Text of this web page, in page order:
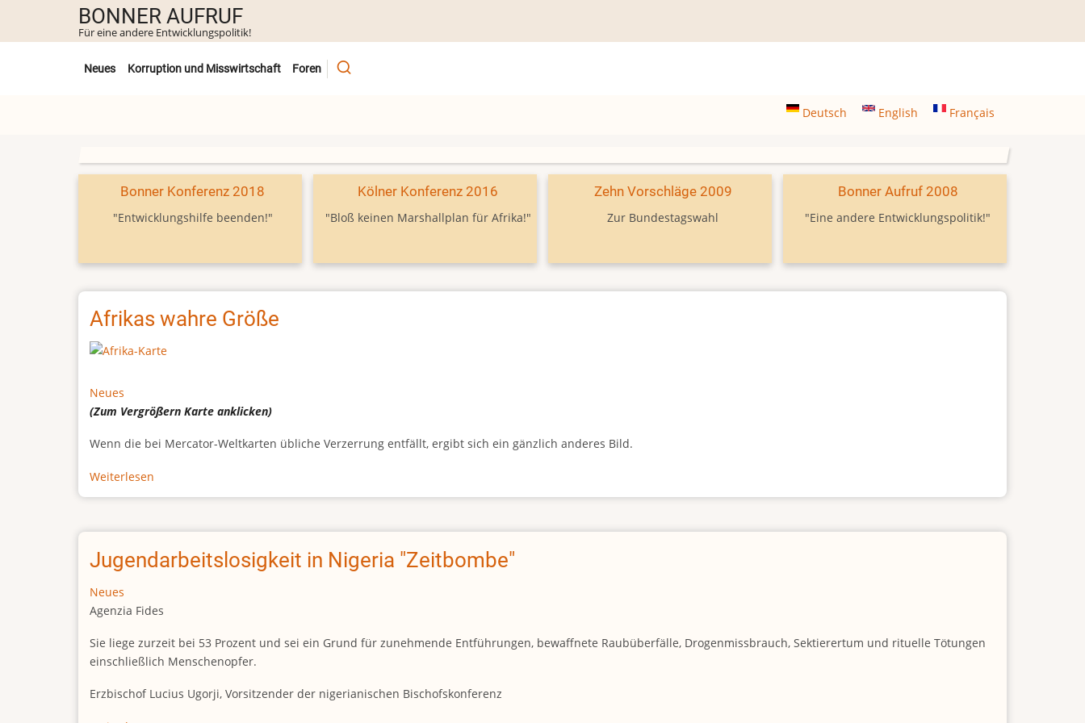
Inhalt
BONNER AUFRUF
Für eine andere Entwicklungspolitik!
Untermenü
Neues Korruption und Misswirtschaft Foren
Deutsch English Français
Bonner Konferenz 2018
"Entwicklungshilfe beenden!"
Kölner Konferenz 2016
"Bloß keinen Marshallplan für Afrika!"
Zehn Vorschläge 2009
Zur Bundestagswahl
Bonner Aufruf 2008
"Eine andere Entwicklungspolitik!"
Afrikas wahre Größe
Neues
(Zum VergrößernKarte anklicken)
Wenn die bei Mercator-Weltkarten übliche Verzerrung entfällt, ergibt sich ein gänzlich anderes Bild.
Weiterlesen
Afrikas
Größe
Jugendarbeitslosigkeit in Nigeria "Zeitbombe"
Neues
Agenzia Fides
Sie liege zurzeit bei 53 Prozent und sei ein Grund für zunehmende Entführungen, bewaffnete Raubüberfälle, Drogenmissbrauch, Sektierertum und rituelle Tötungen
einschließlich Menschenopfer.
Erzbischof Lucius Ugorji, Vorsitzender der nigerianischen Bischofskonferenz